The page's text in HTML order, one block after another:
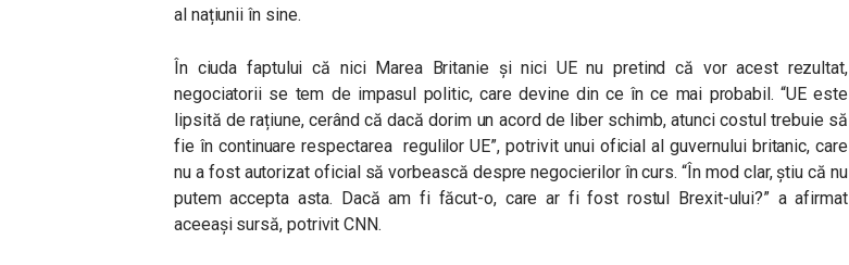
al națiunii în sine.
În ciuda faptului că nici Marea Britanie și nici UE nu pretind că vor acest rezultat,
negociatorii se tem de impasul politic, care devine din ce în ce mai probabil. “UE este
lipsită de rațiune, cerând că dacă dorim un acord de liber schimb, atunci costul trebuie să
fie în continuare respectarea regulilor UE”, potrivit unui oficial al guvernului britanic, care
nu a fost autorizat oficial să vorbească despre negocierilor în curs. “În mod clar, știu că nu
putem accepta asta. Dacă am fi făcut-o, care ar fi fost rostul Brexit-ului?” a afirmat
aceeași sursă, potrivit CNN.